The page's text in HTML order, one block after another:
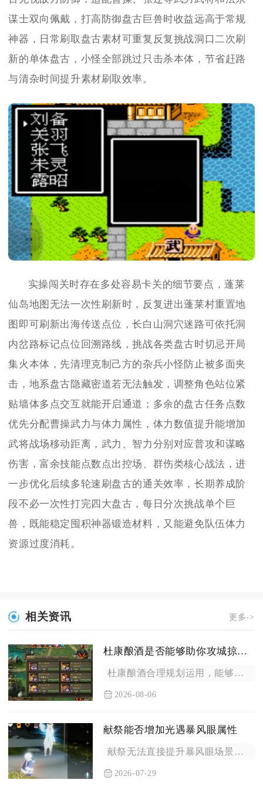
谋士双向佩戴，打高防御盘古巨兽时收益远高于常规
神器，日常刷取盘古素材可重复反复挑战洞口二次刷
新的单体盘古，小怪全部跳过只击杀本体，节省赶路
与清杂时间提升素材刷取效率。
实操闯关时存在多处容易卡关的细节要点，蓬莱
仙岛地图无法一次性刷新时，反复进出蓬莱村重置地
图即可刷新出海传送点位，长白山洞穴迷路可依托洞
内岔路标记点位回溯路线，挑战各类盘古时切忌开局
集火本体，先清理克制己方的杂兵小怪防止被多面夹
击，地系盘古隐藏密道若无法触发，调整角色站位紧
贴墙体多点交互就能开启通道；多余的盘古任务点数
优先分配曹操武力与体力属性，体力数值提升能增加
武将战场移动距离，武力、智力分别对应普攻和谋略
伤害，富余技能点数点出控场、群伤类核心战法，进
一步优化后续多轮速刷盘古的通关效率，长期养成阶
段不必一次性打完四大盘古，每日分次挑战单个巨
兽，既能稳定囤积神器锻造材料，又能避免队伍体力
资源过度消耗。
相关资讯 更多->
杜康酿酒是否能够助你攻城掠地成功
杜康酿酒合理规划运用，能够有效助力玩家在攻城掠地中实现攻城掠...
2026-08-06
献祭能否增加光遇暴风眼属性
献祭无法直接提升暴风眼场景内的各项属性，不会改变飞行能量、抗...
2026-07-29